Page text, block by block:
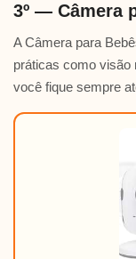
3º — Câmera
A Câmera para
práticas como visão
você fique sempre